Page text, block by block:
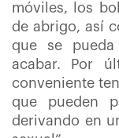
móviles, los
de abrigo, así
que se
acabar. Por
conveniente
que pueden
derivando en